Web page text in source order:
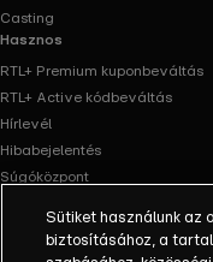
Casting
Hasznos
RTL+ Premium kuponbeváltás
RTL+ Active kódbeváltás
Hírlevél
Hibabejelentés
Súgóközpont
FacebookInstagram
Sütiket használunk az
biztosításához, a